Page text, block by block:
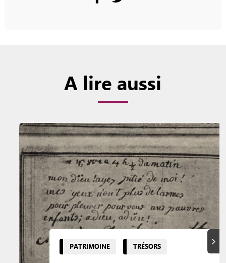
A lire aussi
PATRIMOINE TRÉSORS